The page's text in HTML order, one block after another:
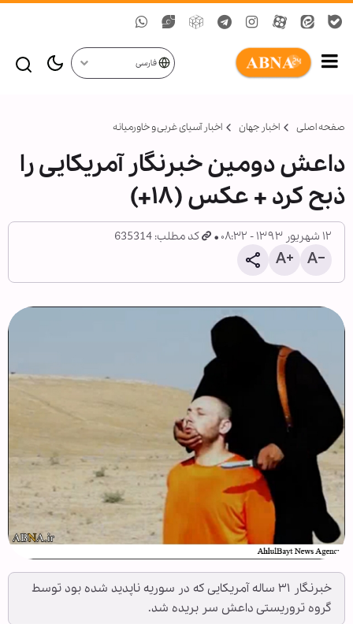
فارسی
صفحه اصلی اخبار جهان اخبار آسیای غربی و خاورمیانه
داعش دومین خبرنگار آمریکایی را
ذبح کرد + عکس (۱۸+)
۱۲ شهریور ۱۳۹۳ - ۰۸:۳۲ کد مطلب: 635314
خبرنگار ۳۱ ساله آمریکایی که در سوریه ناپدید شده بود توسط
گروه تروریستی داعش سر بریده شد.